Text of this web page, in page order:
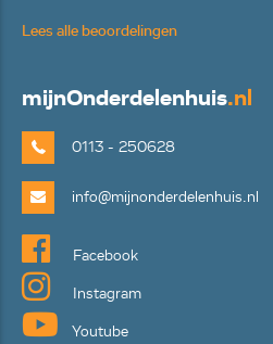
Lees alle beoordelingen
mijnOnderdelenhuis.nl
0113 - 250628
info@mijnonderdelenhuis.nl
Facebook
Instagram
Youtube